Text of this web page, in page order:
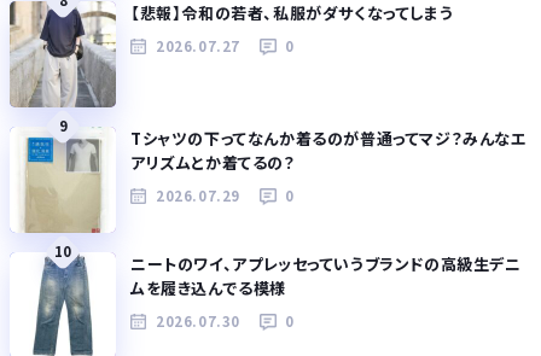
【悲報】令和の若者、私服がダサくなってしまう
2026.07.27 0
9
Tシャツの下ってなんか着るのが普通ってマジ？みんなエ
アリズムとか着てるの？
2026.07.29 0
10
ニートのワイ、アプレッセっていうブランドの高級生デニ
ムを履き込んでる模様
2026.07.30 0